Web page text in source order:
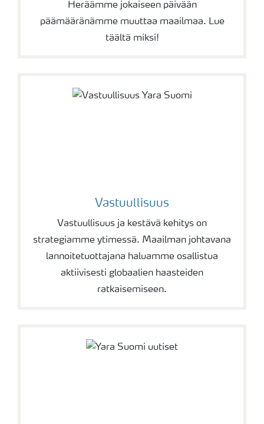
Heräämme jokaiseen päivään
päämääränämme muuttaa maailmaa. Lue
täältä miksi!
Vastuullisuus
Vastuullisuus ja kestävä kehitys on
strategiamme ytimessä. Maailman johtavana
lannoitetuottajana haluamme osallistua
aktiivisesti globaalien haasteiden
ratkaisemiseen.